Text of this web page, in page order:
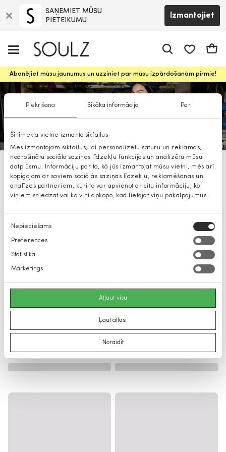
Piekrišana Sīkāka informācija Par
Šī tīmekļa vietne izmanto sīkfailus
Mēs izmantojam sīkfailus, lai personalizētu saturu un reklāmas,
nodrošinātu sociālo saziņas līdzekļu funkcijas un analizētu mūsu
datplūsmu. Informāciju par to, kā jūs izmantojat mūsu vietni, mēs arī
kopīgojam ar saviem sociālās saziņas līdzekļu, reklamēšanas un
analīzes partneriem, kuri to var apvienot ar citu informāciju, ko
viņiem sniedzat vai ko viņi apkopo, kad lietojat viņu pakalpojumus.
Piekrišanas
izvēle
Nepieciešams
Preferences
Statistika
Mārketings
Atļaut visu
Ļaut atlasi
Noraidīt
SAŅEMIET MŪSU
PIETEIKUMU
Izmantojiet
Abonējiet mūsu jaunumus un uzziniet par mūsu izpārdošanām pirmie!
Noisy May sieviešu mēteļi